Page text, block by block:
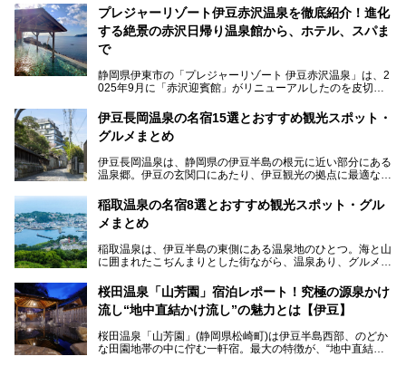
極上温泉です。お湯はもちろん、実はグルメも揃っているん
です。多くのファンを持つ、その圧倒的なこだわりと魅力を
解説します。
プレジャーリゾート伊豆赤沢温泉を徹底紹介！進化
する絶景の赤沢日帰り温泉館から、ホテル、スパま
で
静岡県伊東市の「プレジャーリゾート 伊豆赤沢温泉」は、2
025年9月に「赤沢迎賓館」がリニューアルしたのを皮切り
館」、「RED 28 HOTEL」がリニューアル。さらにこのあ
とグランピング施設のGRAX EARTH FIELD（グラックスア
ースフィールド）、大型屋内アミューズメント施設のPLEA
予定。
ャー施設など、現在リニューアルオープンしている施設を中
心に、家族連れでも大人だけでも、おひとりさまでも多彩な
楽しみ方ができる「プレジャーリゾート 伊豆赤沢温泉」を
───
この記事はプレジャーリゾート 伊豆赤沢温泉のPR記事で
す。
伊豆長岡温泉の名宿15選とおすすめ観光スポット・
グルメまとめ
伊豆長岡温泉は、静岡県の伊豆半島の根元に近い部分にある
温泉郷。伊豆の玄関口にあたり、伊豆観光の拠点に最適な立
ちろん日帰りでも楽しめるのが魅力です。
この記事では、伊豆長岡温泉の歴史や魅力、おすすめの宿を
る温泉施設も紹介します！
稲取温泉の名宿8選とおすすめ観光スポット・グル
メまとめ
稲取温泉は、伊豆半島の東側にある温泉地のひとつ。海と山
に囲まれたこぢんまりとした街ながら、温泉あり、グルメあ
京からは約2時間30分、直通電車もありアクセスしやすいの
もうれしいところ。
入れる温泉施設、チェックしたい観光スポットやアクティビ
ティなどを一挙にまとめピックアップ。伊豆稲取温泉を訪れ
桜田温泉「山芳園」宿泊レポート！究極の源泉かけ
流し“地中直結かけ流し”の魅力とは【伊豆】
桜田温泉「山芳園」(静岡県松崎町)は伊豆半島西部、のどか
な田園地帯の中に佇む一軒宿。最大の特徴が、“地中直結か